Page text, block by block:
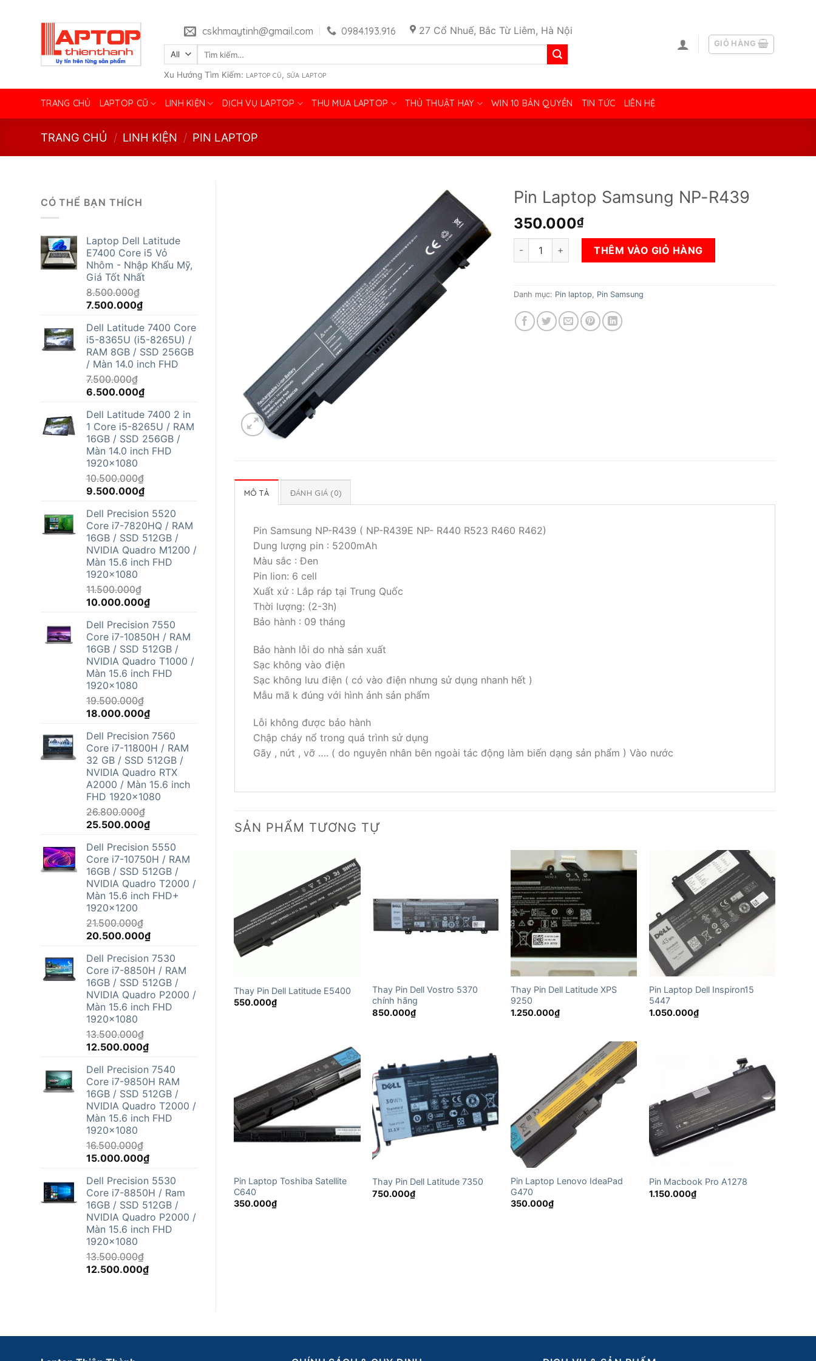
cskhmaytinh@gmail.com 0984.193.916 27 Cổ Nhuế, Bắc Từ Liêm, Hà Nội
Tìm
Xu Hướng Tìm Kiếm: LAPTOP CŨ, SỬA LAPTOP
GIỎ HÀNG
TRANG CHỦ LAPTOP CŨ LINH KIỆN DỊCH VỤ LAPTOP THU MUA LAPTOP THỦ THUẬT HAY WIN 10 BẢN QUYỀN TIN TỨC LIÊN HỆ
TRANG CHỦ / LINH KIỆN / PIN LAPTOP
CÓ THỂ BẠN THÍCH
Laptop Dell Latitude
E7400 Core i5 Vỏ
Nhôm - Nhập Khẩu Mỹ,
Giá Tốt Nhất
8.500.000₫
Giá
là:
8.500.000₫.
7.500.000₫Giá
tại
là:
7.500.000₫.
Dell Latitude 7400 Core
i5-8365U (i5-8265U) /
RAM 8GB / SSD 256GB
/ Màn 14.0 inch FHD
7.500.000₫
Giá
là:
7.500.000₫.
6.500.000₫Giá
tại
là:
6.500.000₫.
Dell Latitude 7400 2 in
1 Core i5-8265U / RAM
16GB / SSD 256GB /
Màn 14.0 inch FHD
1920x1080
10.500.000₫
Giá
là:
10.500.000₫.
9.500.000₫Giá
tại
là:
9.500.000₫.
Dell Precision 5520
Core i7-7820HQ / RAM
16GB / SSD 512GB /
NVIDIA Quadro M1200 /
Màn 15.6 inch FHD
1920x1080
11.500.000₫
Giá
là:
11.500.000₫.
10.000.000₫Giá
tại
là:
10.000.000₫.
Dell Precision 7550
Core i7-10850H / RAM
16GB / SSD 512GB /
NVIDIA Quadro T1000 /
Màn 15.6 inch FHD
1920x1080
19.500.000₫
Giá
là:
19.500.000₫.
18.000.000₫Giá
tại
là:
18.000.000₫.
Dell Precision 7560
Core i7-11800H / RAM
32 GB / SSD 512GB /
NVIDIA Quadro RTX
A2000 / Màn 15.6 inch
FHD 1920x1080
26.800.000₫
Giá
là:
26.800.000₫.
25.500.000₫Giá
tại
là:
25.500.000₫.
Dell Precision 5550
Core i7-10750H / RAM
16GB / SSD 512GB /
NVIDIA Quadro T2000 /
Màn 15.6 inch FHD+
1920x1200
21.500.000₫
Giá
là:
21.500.000₫.
20.500.000₫Giá
tại
là:
20.500.000₫.
Dell Precision 7530
Core i7-8850H / RAM
16GB / SSD 512GB /
NVIDIA Quadro P2000 /
Màn 15.6 inch FHD
1920x1080
13.500.000₫
Giá
là:
13.500.000₫.
12.500.000₫Giá
tại
là:
12.500.000₫.
Dell Precision 7540
Core i7-9850H RAM
16GB / SSD 512GB /
NVIDIA Quadro T2000 /
Màn 15.6 inch FHD
1920x1080
16.500.000₫
Giá
là:
16.500.000₫.
15.000.000₫Giá
tại
là:
15.000.000₫.
Dell Precision 5530
Core i7-8850H / Ram
16GB / SSD 512GB /
NVIDIA Quadro P2000 /
Màn 15.6 inch FHD
1920x1080
13.500.000₫
Giá
12.500.000₫Giá
Pin Laptop Samsung NP-R439
350.000₫
Pin Laptop Samsung NP-R439 số lượng
THÊM VÀO GIỎ HÀNG
Danh mục: Pin laptop Pin Samsung
MÔ TẢ ĐÁNH GIÁ (0)
Pin Samsung NP-R439 ( NP-R439E NP- R440 R523 R460 R462)
Dung lượng pin : 5200mAh
Màu sắc : Đen
Pin lion: 6 cell
Xuất xứ : Lắp ráp tại Trung Quốc
Thời lượng: (2-3h)
Bảo hành : 09 tháng
Bảo hành lỗi do nhà sản xuất
Sạc không vào điện
Sạc không lưu điện ( có vào điện nhưng sử dụng nhanh hết )
Mẫu mã k đúng với hình ảnh sản phẩm
Lỗi không được bảo hành
Chập cháy nổ trong quá trình sử dụng
Gãy , nứt , vỡ …. ( do nguyên nhân bên ngoài tác động làm biến dạng sản phẩm ) Vào nước
SẢN PHẨM TƯƠNG TỰ
Thay Pin Dell Latitude E5400
550.000₫
Thay Pin Dell Vostro 5370
chính hãng
850.000₫
Thay Pin Dell Latitude XPS
9250
1.250.000₫
Pin Laptop Dell Inspiron15
5447
1.050.000₫
Pin Laptop Toshiba Satellite
C640
350.000₫
Thay Pin Dell Latitude 7350
750.000₫
Pin Laptop Lenovo IdeaPad
G470
350.000₫
Pin Macbook Pro A1278
1.150.000₫